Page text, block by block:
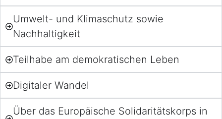
Umwelt- und Klimaschutz sowie
Nachhaltigkeit
Teilhabe am demokratischen Leben
Digitaler Wandel
Über das Europäische Solidaritätskorps in